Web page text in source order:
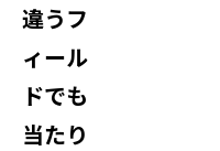
違うフ
ィール
ドでも
当たり